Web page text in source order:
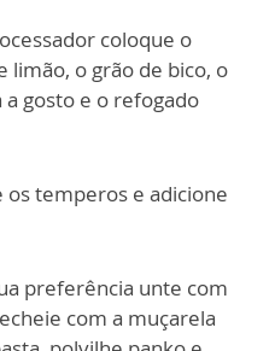
coloque o
limão, o grão de bico, o
a gosto e o refogado
os temperos e adicione
preferência unte com
com a muçarela